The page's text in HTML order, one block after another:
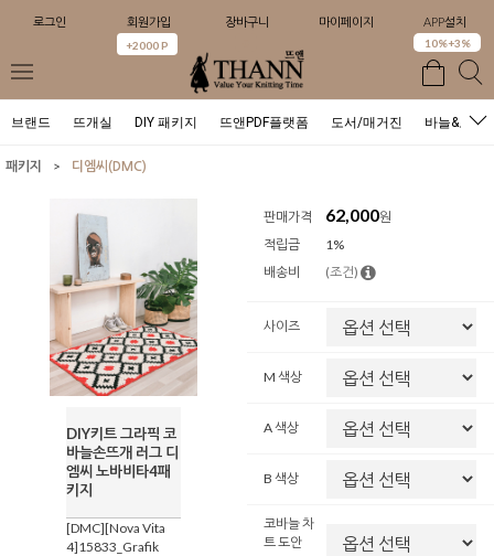
로그인 회원가입
+2000 P
장바구니 마이페이지 APP설치
10%+3%
브랜드 뜨개실 DIY 패키지 뜨앤PDF플랫폼 도서/매거진 바늘&도구
패키지 > 디엠씨(DMC)
DIY키트 그라픽 코
바늘손뜨개 러그 디
엠씨 노바비타4패
키지
[DMC][Nova Vita
4]15833_Grafik
판매가격 62,000원
적립금
1%
배송비
(조건)
사이즈
M 색상
A 색상
B 색상
코바늘 차
트 도안